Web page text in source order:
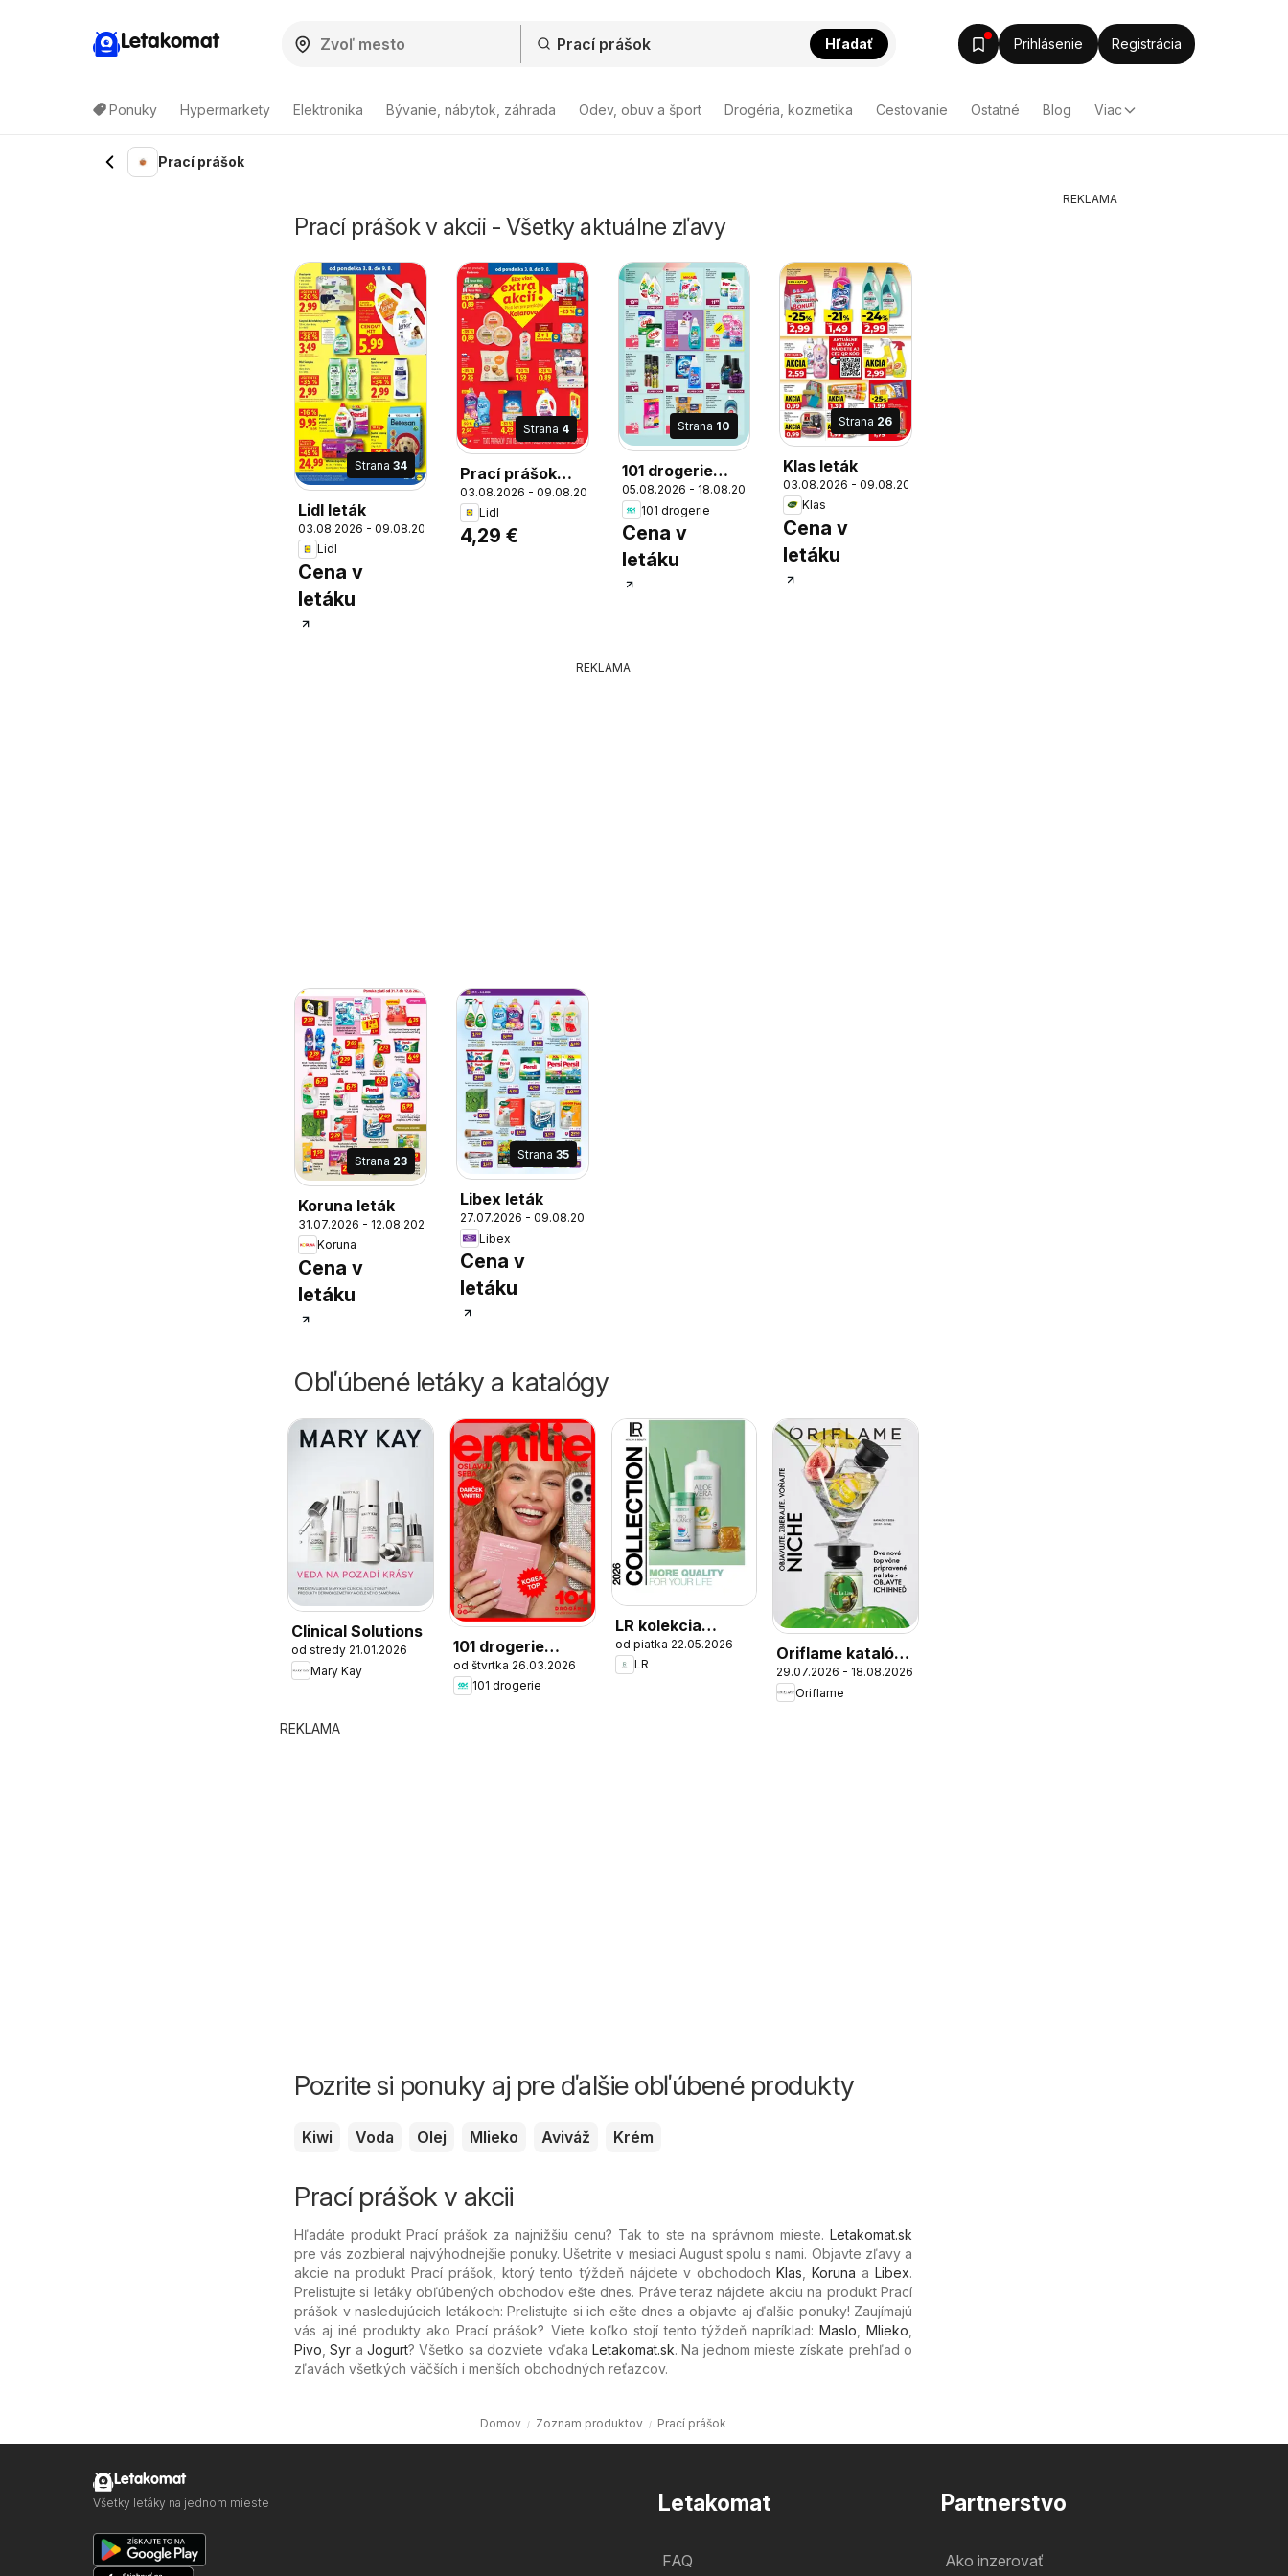
Letakomat Hľadať Prihlásenie Registrácia
Ponuky Hypermarkety Elektronika Bývanie, nábytok, záhrada Odev, obuv a šport Drogéria, kozmetika Cestovanie Ostatné Blog Viac
Prací prášok
Prací prášok v akcii - Všetky aktuálne zľavy
Strana 34
Lidl leták
03.08.2026 - 09.08.2026
Lidl
Cena v
letáku
Strana 4
Prací prášok
Energy, 3,75
kg/50 praní
03.08.2026 - 09.08.2026
Lidl
4,29 €
Strana 10
101 drogerie
leták
05.08.2026 - 18.08.2026
101 drogerie
Cena v
letáku
Strana 26
Klas leták
03.08.2026 - 09.08.2026
Klas
Cena v
letáku
REKLAMA
Strana 23
Koruna leták
31.07.2026 - 12.08.2026
Koruna
Cena v
letáku
Strana 35
Libex leták
27.07.2026 - 09.08.2026
Libex
Cena v
letáku
Obľúbené letáky a katalógy
Clinical Solutions
od stredy 21.01.2026
Mary Kay
101 drogerie
Emilie
od štvrtka 26.03.2026
101 drogerie
LR kolekcia
katalóg
od piatka 22.05.2026
LR
Oriflame katalóg
11 2026
29.07.2026 - 18.08.2026
Oriflame
REKLAMA
Pozrite si ponuky aj pre ďalšie obľúbené produkty
Kiwi Voda Olej Mlieko Aviváž Krém
Prací prášok v akcii
Hľadáte produkt Prací prášok za najnižšiu cenu? Tak to ste na správnom mieste. Letakomat.sk
pre vás zozbieral najvýhodnejšie ponuky. Ušetrite v mesiaci August spolu s nami. Objavte zľavy a
akcie na produkt Prací prášok, ktorý tento týždeň nájdete v obchodoch Klas, Koruna a Libex.
Prelistujte si letáky obľúbených obchodov ešte dnes. Práve teraz nájdete akciu na produkt Prací
prášok v nasledujúcich letákoch: Prelistujte si ich ešte dnes a objavte aj ďalšie ponuky! Zaujímajú
vás aj iné produkty ako Prací prášok? Viete koľko stojí tento týždeň napríklad: Maslo, Mlieko,
Pivo,Syr aJogurt? Všetko sa dozviete vďaka Letakomat.sk. Na jednom mieste získate prehľad o
zľavách všetkých väčších i menších obchodných reťazcov.
Domov Zoznam produktov Prací prášok
REKLAMA
Letakomat
FAQ
Partnerstvo
Ako inzerovať
Letakomat
Všetky letáky na jednom mieste